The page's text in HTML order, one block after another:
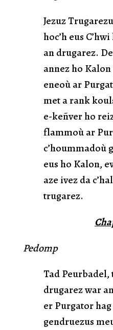
Jezuz
hoc’h eus
an drugarez.
annez ho
eneoù ar
met a rank
e-keñver ho
flammoù ar
c’hoummadoù
eus ho Kalon,
aze ivez da
trugarez.
Pedomp
Tad
drugarez war
er Purgator
gendruezus